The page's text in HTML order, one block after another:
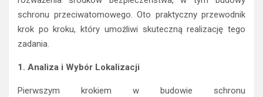
schronu przeciwatomowego. Oto praktyczny przewodnik
krok po kroku, który umożliwi skuteczną realizację tego
zadania.
1. Analiza i Wybór Lokalizacji
Pierwszym krokiem w budowie schronu